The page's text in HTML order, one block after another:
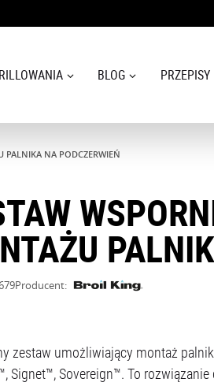
BLOG PRZEPISY
PALNIKA NA PODCZERWIEŃ
Producent:
zestaw umożliwiający montaż
Signet™, Sovereign™. To